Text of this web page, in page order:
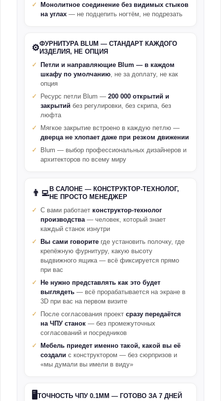
Монолитное соединение без видимых стыков
на углах — не подцепить ногтём, не подрезать
⚙️ФУРНИТУРА BLUM — СТАНДАРТ КАЖДОГО
ИЗДЕЛИЯ, НЕ ОПЦИЯ
Петли и направляющие Blum — в каждом
шкафу по умолчанию, не за доплату, не как
опция
Ресурс петли Blum — 200 000 открытий и
закрытий без регулировки, без скрипа, без
люфта
Мягкое закрытие встроено в каждую петлю —
дверца не хлопает даже при резком движении
Blum — выбор профессиональных дизайнеров и
архитекторов по всему миру
👨‍💻В САЛОНЕ — КОНСТРУКТОР-ТЕХНОЛОГ,
НЕ ПРОСТО МЕНЕДЖЕР
С вами работает конструктор-технолог
производства— человек, который знает
каждый станок изнутри
Вы сами говорите где установить полочку, где
крепёжную фурнитуру, какую высоту
выдвижного ящика — всё фиксируется прямо
при вас
Не нужно представлять как это будет
выглядеть — всё прорабатывается на экране в
3D при вас на первом визите
После согласования проект сразу передаётся
на ЧПУ станок — без промежуточных
согласований и посредников
Мебель приедет именно такой, какой вы её
создали с конструктором — без сюрпризов и
«мы думали вы имели в виду»
🖥️ ТОЧНОСТЬ ЧПУ 0.1ММ — ГОТОВО ЗА 7 ДНЕЙ